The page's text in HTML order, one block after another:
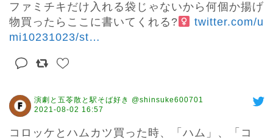
ファミチキだけ入れる袋じゃないから何個か揚げ
物買ったらここに書いてくれる?‍
twitter.com/u
mi10231023/st…
演劇と五苓散と駅そば好き @shinsuke600701
2021-08-02 16:57
コロッケとハムカツ買った時、「ハム」、「コ